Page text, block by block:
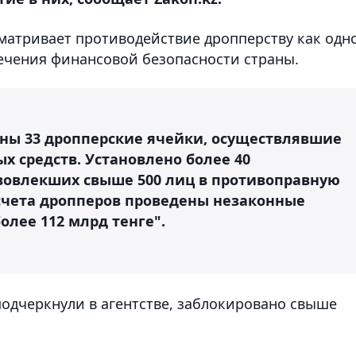
противодействие дропперству как
финансовой безопасности страны.
33 дропперские ячейки, осуществлявшие
Установлено более 40
свыше 500 лиц в противоправную
дропперов проведены незаконные
112 млрд тенге".
в агентстве, заблокировано свыше